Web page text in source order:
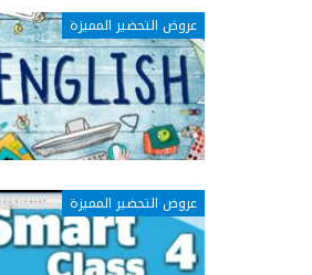
عروض التحضير المميزة
عروض التحضير المميزة